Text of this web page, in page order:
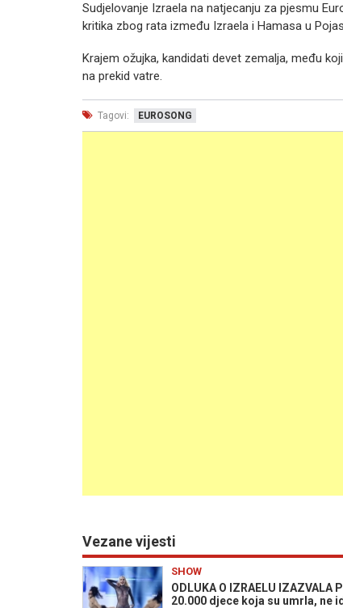
Sudjelovanje Izraela na natjecanju za pjesmu
kritika zbog rata između Izraela i Hamasa u
Krajem ožujka, kandidati devet zemalja, među
na prekid vatre.
Tagovi: EUROSONG
Vezane vijesti
SHOW
ODLUKA O IZRAELU IZAZVALA
20.000 djece koja su umrla, ne